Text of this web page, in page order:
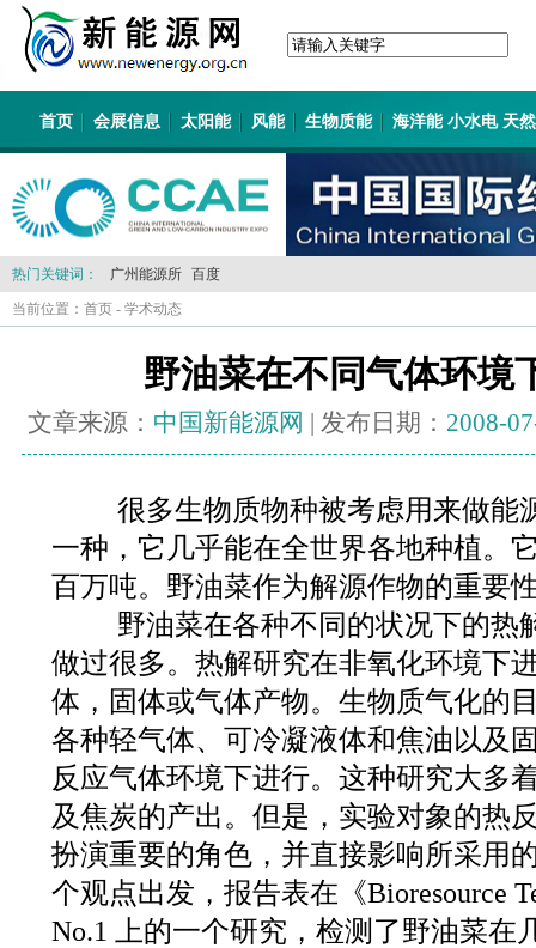
首页 会展信息 太阳能 风能 生物质能 海洋能 小水电 天
热门关键词： 广州能源所 百度
当前位置： 首页 - 学术动态
野油菜在不同气体环境
文章来源： 中国新能源网 | 发布日期： 2008-
很多生物质物种被考虑用来做能
一种，它几乎能在全世界各地种植。
百万吨。野油菜作为解源作物的重要
野油菜在各种不同的状况下的热
做过很多。热解研究在非氧化环境下
体，固体或气体产物。生物质气化的
各种轻气体、可冷凝液体和焦油以及
反应气体环境下进行。这种研究大多
及焦炭的产出。但是，实验对象的热
扮演重要的角色，并直接影响所采用
个观点出发，报告表在《Bioresource
No.1 上的一个研究，检测了野油菜在